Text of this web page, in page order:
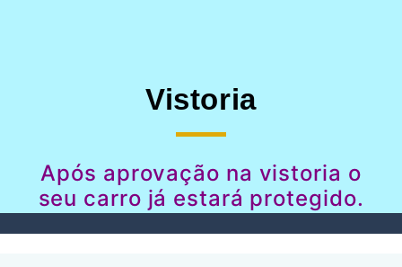
Vistoria
Após aprovação na vistoria o
seu carro já estará protegido.